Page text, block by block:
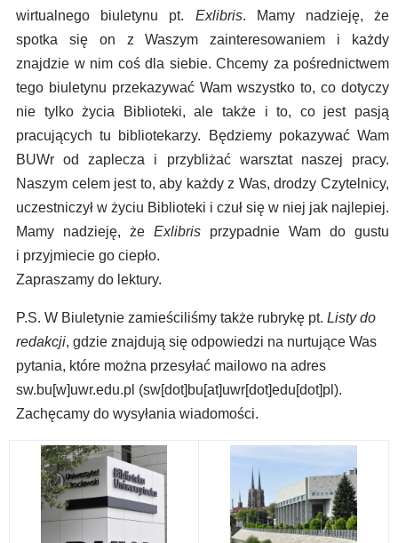
wirtualnego biuletynu pt. Exlibris. Mamy nadzieję, że
spotka się on z Waszym zainteresowaniem i każdy
znajdzie w nim coś dla siebie. Chcemy za pośrednictwem
tego biuletynu przekazywać Wam wszystko to, co dotyczy
nie tylko życia Biblioteki, ale także i to, co jest pasją
pracujących tu bibliotekarzy. Będziemy pokazywać Wam
BUWr od zaplecza i przybliżać warsztat naszej pracy.
Naszym celem jest to, aby każdy z Was, drodzy Czytelnicy,
uczestniczył w życiu Biblioteki i czuł się w niej jak najlepiej.
Mamy nadzieję, że Exlibris przypadnie Wam do gustu
i przyjmiecie go ciepło.
Zapraszamy do lektury.
P.S. W Biuletynie zamieściliśmy także rubrykę pt. Listy do
redakcji, gdzie znajdują się odpowiedzi na nurtujące Was
pytania, które można przesyłać mailowo na adres
sw.bu[w]uwr.edu.pl (sw[dot]bu[at]uwr[dot]edu[dot]pl).
Zachęcamy do wysyłania wiadomości.